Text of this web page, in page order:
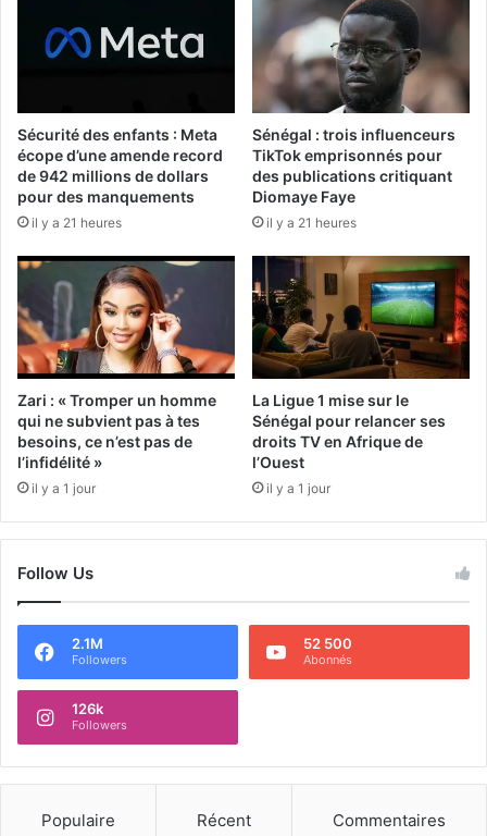
Sécurité des enfants : Meta
écope d’une amende record
de 942 millions de dollars
pour des manquements
il y a 21 heures
Sénégal : trois influenceurs
TikTok emprisonnés pour
des publications critiquant
Diomaye Faye
il y a 21 heures
Zari : « Tromper un homme
qui ne subvient pas à tes
besoins, ce n’est pas de
l’infidélité »
il y a 1 jour
La Ligue 1 mise sur le
Sénégal pour relancer ses
droits TV en Afrique de
l’Ouest
il y a 1 jour
Follow Us
2.1M
Followers
52 500
Abonnés
126k
Followers
Populaire Récent Commentaires